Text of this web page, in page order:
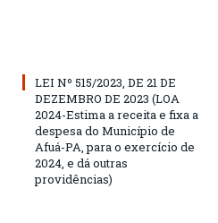
LEI Nº 515/2023, DE 21 DE
DEZEMBRO DE 2023 (LOA
2024-Estima a receita e fixa a
despesa do Município de
Afuá-PA, para o exercício de
2024, e dá outras
providências)